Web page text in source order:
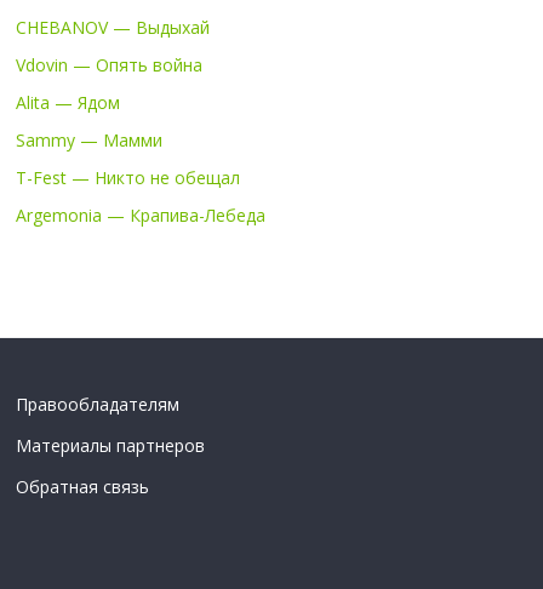
CHEBANOV — Выдыхай
Vdovin — Опять война
Alita — Ядом
Sammy — Мамми
T-Fest — Никто не обещал
Argemonia — Крапива-Лебеда
Правообладателям
Материалы партнеров
Обратная связь